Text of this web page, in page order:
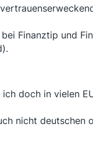
Finanztip und
doch in vielen
nicht deutschen